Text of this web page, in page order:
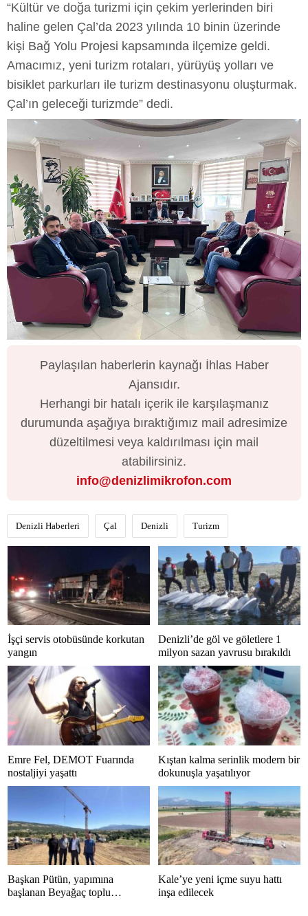
“Kültür ve doğa turizmi için çekim yerlerinden biri
haline gelen Çal’da 2023 yılında 10 binin üzerinde
kişi Bağ Yolu Projesi kapsamında ilçemize geldi.
Amacımız, yeni turizm rotaları, yürüyüş yolları ve
bisiklet parkurları ile turizm destinasyonu oluşturmak.
Çal’ın geleceği turizmde” dedi.
Paylaşılan haberlerin kaynağı İhlas Haber
Ajansıdır.
Herhangi bir hatalı içerik ile karşılaşmanız
durumunda aşağıya bıraktığımız mail adresimize
düzeltilmesi veya kaldırılması için mail
atabilirsiniz.
info@denizlimikrofon.com
Denizli Haberleri Çal Denizli Turizm
İşçi servis otobüsünde korkutan
yangın
Denizli’de göl ve göletlere 1
milyon sazan yavrusu bırakıldı
Emre Fel, DEMOT Fuarında
nostaljiyi yaşattı
Kıştan kalma serinlik modern bir
dokunuşla yaşatılıyor
Başkan Pütün, yapımına
başlanan Beyağaç toplu
Kale’ye yeni içme suyu hattı
inşa edilecek